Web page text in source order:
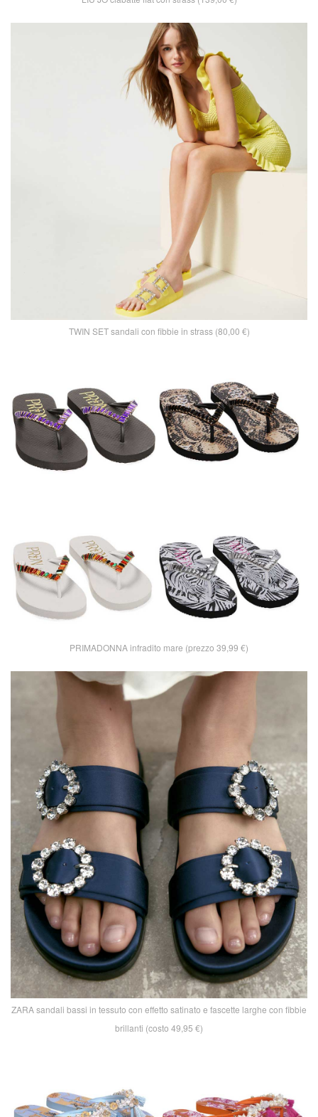
TWIN SET sandali con fibbie in strass (80,00 €)
PRIMADONNA infradito mare (prezzo 39,99 €)
ZARA sandali bassi in tessuto con effetto satinato e fascette larghe con fibbie
brillanti (costo 49,95 €)